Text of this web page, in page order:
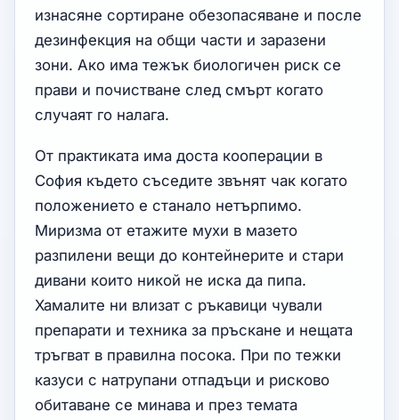
изнасяне сортиране обезопасяване и после
дезинфекция на общи части и заразени
зони. Ако има тежък биологичен риск се
прави и почистване след смърт когато
случаят го налага.
От практиката има доста кооперации в
София където съседите звънят чак когато
положението е станало нетърпимо.
Миризма от етажите мухи в мазето
разпилени вещи до контейнерите и стари
дивани които никой не иска да пипа.
Хамалите ни влизат с ръкавици чували
препарати и техника за пръскане и нещата
тръгват в правилна посока. При по тежки
казуси с натрупани отпадъци и рисково
обитаване се минава и през темата